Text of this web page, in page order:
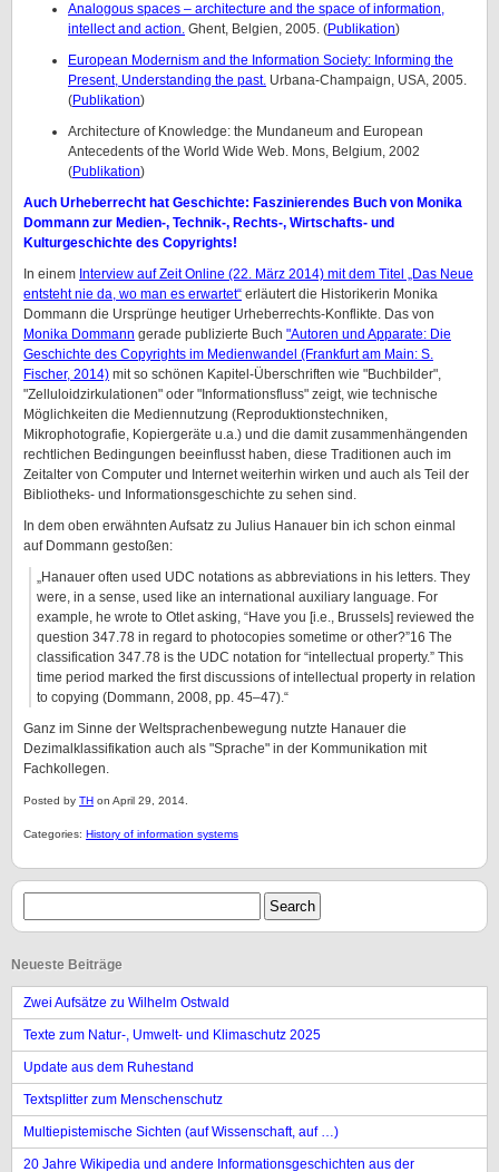
Analogous spaces – architecture and the space of information,
intellect and action. Ghent, Belgien, 2005. (Publikation)
European Modernism and the Information Society: Informing the
Present, Understanding the past. Urbana-Champaign, USA, 2005.
(Publikation)
Architecture of Knowledge: the Mundaneum and European
Antecedents of the World Wide Web. Mons, Belgium, 2002
(Publikation)
Auch Urheberrecht hat Geschichte: Faszinierendes Buch von Monika
Dommann zur Medien-, Technik-, Rechts-, Wirtschafts- und
Kulturgeschichte des Copyrights!
In einem Interview auf Zeit Online (22. März 2014) mit dem Titel „Das Neue
entsteht nie da, wo man es erwartet“ erläutert die Historikerin Monika
Dommann die Ursprünge heutiger Urheberrechts-Konflikte. Das von
Monika Dommann gerade publizierte Buch "Autoren und Apparate: Die
Geschichte des Copyrights im Medienwandel (Frankfurt am Main: S.
Fischer, 2014) mit so schönen Kapitel-Überschriften wie "Buchbilder",
"Zelluloidzirkulationen" oder "Informationsfluss" zeigt, wie technische
Möglichkeiten die Mediennutzung (Reproduktionstechniken,
Mikrophotografie, Kopiergeräte u.a.) und die damit zusammenhängenden
rechtlichen Bedingungen beeinflusst haben, diese Traditionen auch im
Zeitalter von Computer und Internet weiterhin wirken und auch als Teil der
Bibliotheks- und Informationsgeschichte zu sehen sind.
In dem oben erwähnten Aufsatz zu Julius Hanauer bin ich schon einmal
auf Dommann gestoßen:
„Hanauer often used UDC notations as abbreviations in his letters. They
were, in a sense, used like an international auxiliary language. For
example, he wrote to Otlet asking, “Have you [i.e., Brussels] reviewed the
question 347.78 in regard to photocopies sometime or other?”16 The
classification 347.78 is the UDC notation for “intellectual property.” This
time period marked the first discussions of intellectual property in relation
to copying (Dommann, 2008, pp. 45–47).“
Ganz im Sinne der Weltsprachenbewegung nutzte Hanauer die
Dezimalklassifikation auch als "Sprache" in der Kommunikation mit
Fachkollegen.
Posted by TH on April 29, 2014.
Categories: History of information systems
Neueste Beiträge
Zwei Aufsätze zu Wilhelm Ostwald
Texte zum Natur-, Umwelt- und Klimaschutz 2025
Update aus dem Ruhestand
Textsplitter zum Menschenschutz
Multiepistemische Sichten (auf Wissenschaft, auf …)
20 Jahre Wikipedia und andere Informationsgeschichten aus der